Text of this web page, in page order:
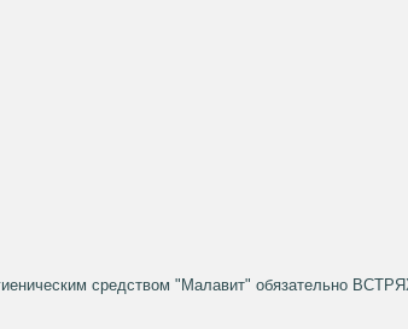
средством "Малавит" обязательно